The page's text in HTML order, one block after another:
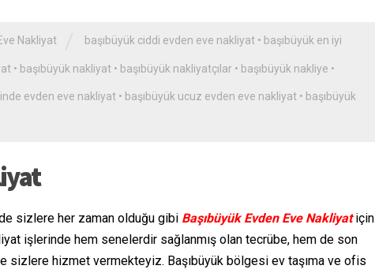
Nakliyat başıbüyük ciddi evden eve nakliyat • başıbüyük en iyi
• başıbüyük nakliyat • başıbüyük nakliyatçılar • başıbüyük nakliye •
evden eve nakliyat • başıbüyük ucuz evden eve nakliyat • başıbüyük
sizlere her zaman olduğu gibi Başıbüyük Evden Eve Nakliyatiçin
işlerinde hem senelerdir sağlanmış olan tecrübe, hem de son
sizlere hizmet vermekteyiz. Başıbüyük bölgesi ev taşıma ve ofis